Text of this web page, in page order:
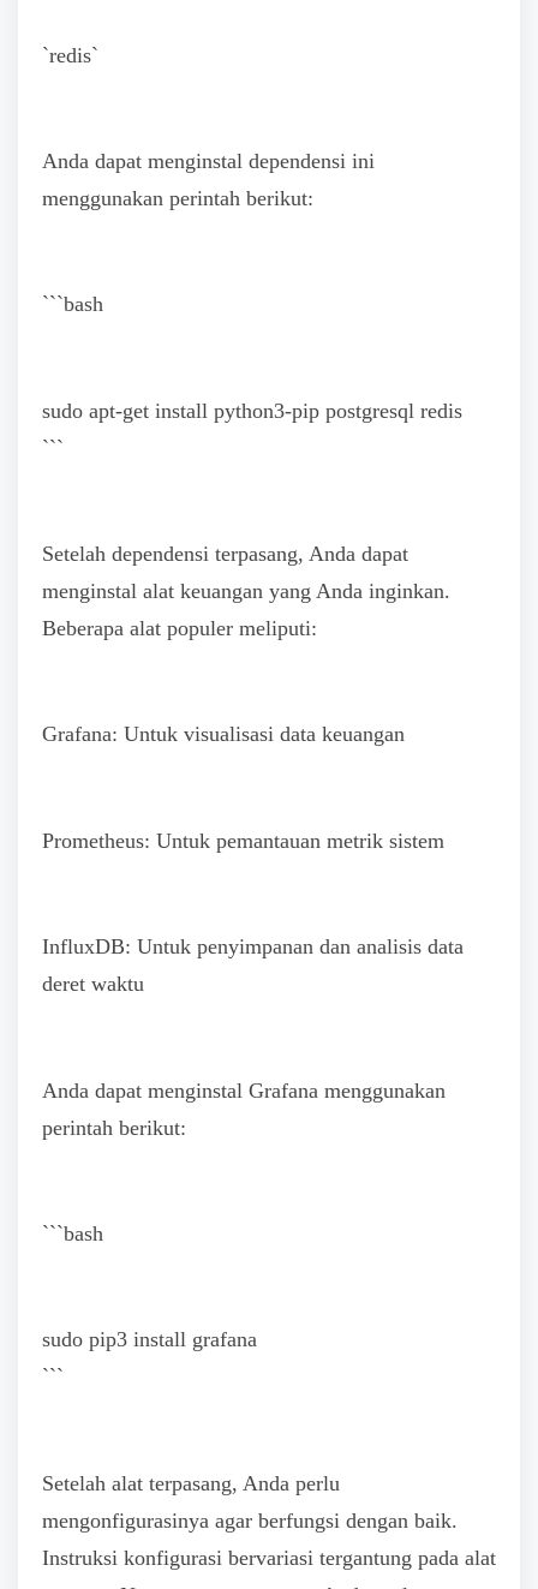
`redis`
Anda dapat menginstal dependensi ini
menggunakan perintah berikut:
```bash
sudo apt-get install python3-pip postgresql redis
```
Setelah dependensi terpasang, Anda dapat
menginstal alat keuangan yang Anda inginkan.
Beberapa alat populer meliputi:
Grafana: Untuk visualisasi data keuangan
Prometheus: Untuk pemantauan metrik sistem
InfluxDB: Untuk penyimpanan dan analisis data
deret waktu
Anda dapat menginstal Grafana menggunakan
perintah berikut:
```bash
sudo pip3 install grafana
```
Setelah alat terpasang, Anda perlu
mengonfigurasinya agar berfungsi dengan baik.
Instruksi konfigurasi bervariasi tergantung pada alat